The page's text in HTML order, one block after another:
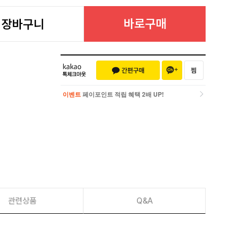
장바구니 바로구매
이벤트페이포인트 적립 혜택 2배 UP!
관련상품 Q&A